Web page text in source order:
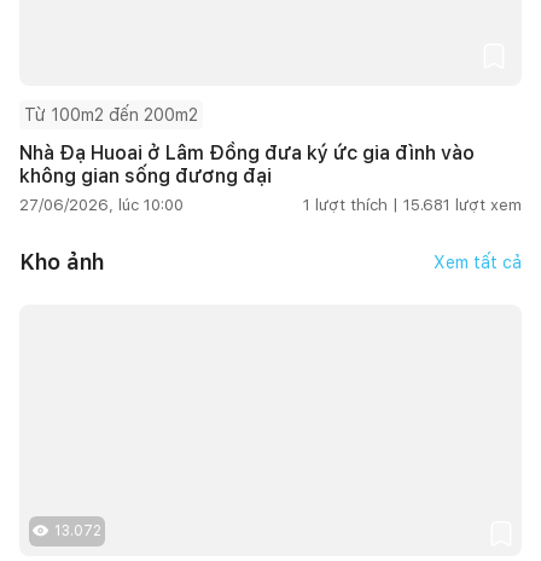
Từ 100m2 đến 200m2
Nhà Đạ Huoai ở Lâm Đồng đưa ký ức gia đình vào
không gian sống đương đại
27/06/2026, lúc 10:00 1 lượt thích | 15.681 lượt xem
Kho ảnh Xem tất cả
13.072